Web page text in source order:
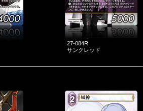
27-084R
サンクレッド